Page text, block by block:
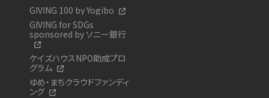
GIVING 100 by Yogibo
GIVING for SDGs
sponsored by ソニー銀行
ケイズハウスNPO助成プロ
グラム
ゆめ・まちクラウドファンディ
ング